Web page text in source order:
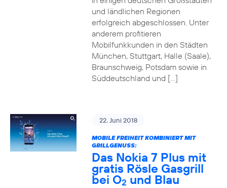
und ländlichen Regionen
erfolgreich abgeschlossen. Unter
anderem profitieren
Mobilfunkkunden in den Städten
München, Stuttgart, Halle (Saale),
Braunschweig, Potsdam sowie in
Süddeutschland und […]
22. Juni 2018
MOBILE FREIHEIT KOMBINIERT MIT
GRILLGENUSS:
Das Nokia 7 Plus mit
gratis Rösle Gasgrill
bei O2 und Blau